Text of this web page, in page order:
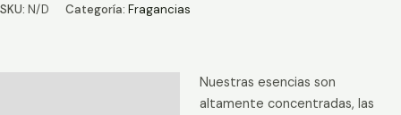
SKU: N/D Categoría: Fragancias
Nuestras esencias son
altamente concentradas, las